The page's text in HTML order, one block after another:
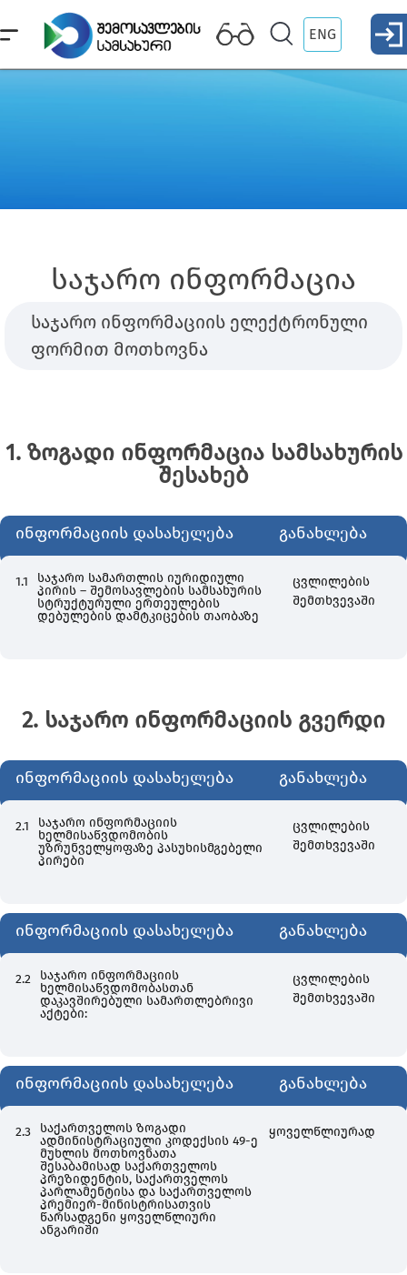
ENG
საჯარო ინფორმაცია
საჯარო ინფორმაციის ელექტრონული
ფორმით მოთხოვნა
1. ზოგადი ინფორმაცია სამსახურის
შესახებ
ინფორმაციის დასახელება განახლება
1.1
საჯარო სამართლის იურიდიული
პირის – შემოსავლების სამსახურის
სტრუქტურული ერთეულების
დებულების დამტკიცების თაობაზე
ცვლილების
შემთხვევაში
2. საჯარო ინფორმაციის გვერდი
ინფორმაციის დასახელება განახლება
2.1
საჯარო ინფორმაციის
ხელმისაწვდომობის
უზრუნველყოფაზე პასუხისმგებელი
პირები
ცვლილების
შემთხვევაში
ინფორმაციის დასახელება განახლება
2.2
საჯარო ინფორმაციის
ხელმისაწვდომობასთან
დაკავშირებული სამართლებრივი
აქტები:
ცვლილების
შემთხვევაში
ინფორმაციის დასახელება განახლება
2.3
საქართველოს ზოგადი
ადმინისტრაციული კოდექსის 49-ე
მუხლის მოთხოვნათა
შესაბამისად საქართველოს
პრეზიდენტის, საქართველოს
პარლამენტისა და საქართველოს
პრემიერ-მინისტრისათვის
წარსადგენი ყოველწლიური
ანგარიში
ყოველწლიურად